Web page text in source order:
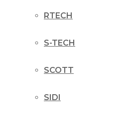
RTECH
S-TECH
SCOTT
SIDI